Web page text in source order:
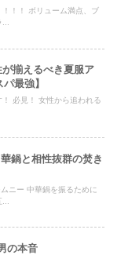
！！ ボリューム満点、ブ
...
が揃えるべき夏服ア
最強】
必見！ 女性から追われる
鍋と相性抜群の焚き
ニー 中華鍋を振るために
の本音